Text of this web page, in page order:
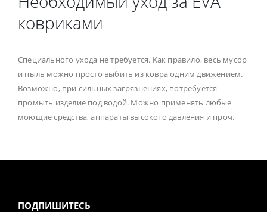
ковриками
Специального ухода не требуется. Как правило, весь мусор
и пыль можно просто выбить из ковра одним движением.
Возможно, при сильных загрязнениях, потребуется
промыть изделие под водой. Можно применять любые
моющие средства, аппараты высокого давления и проч.
ПОДПИШИТЕСЬ